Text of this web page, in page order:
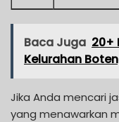
Baca Juga 20+
Kelurahan
Jika Anda mencari
yang menawarkan